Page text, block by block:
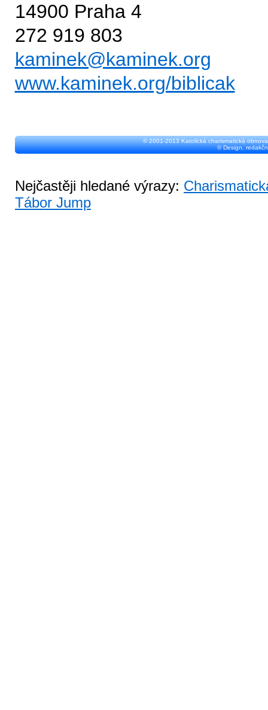
14900 Praha 4
272 919 803
kaminek@kaminek.org
www.kaminek.org/biblicak
© 2001-2013 Katolická charismatická
© Design,
Nejčastěji hledané výrazy:
Tábor Jump